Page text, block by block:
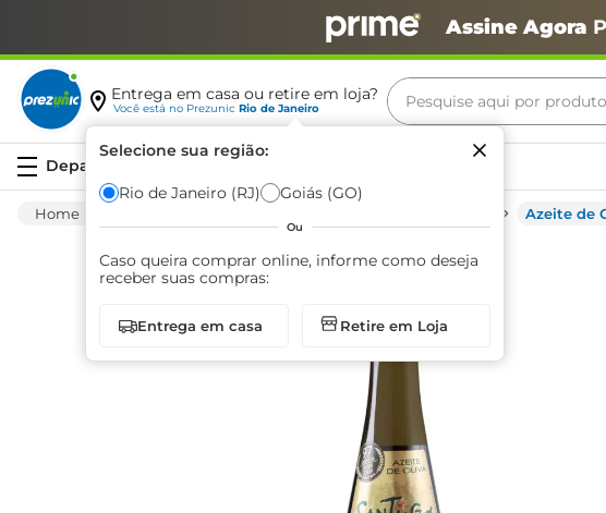
Assine Agora
Entrega em casa ou retire em loja?
Você está no Prezunic Rio de Janeiro
Selecione sua região:
Rio de Janeiro (RJ) Goiás (GO)
Ou
Caso queira comprar online, informe como deseja
receber suas compras:
Entrega em casa Retire em Loja
Pesquise aqui por
Azeite de
Termos mais buscados
café
biscoito
papel higiênico